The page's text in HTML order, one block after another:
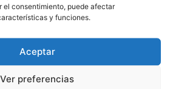
el consentimiento, puede afectar
y funciones.
Aceptar
Ver preferencias
la eliminación del peaje de
«abandono» del Campo de